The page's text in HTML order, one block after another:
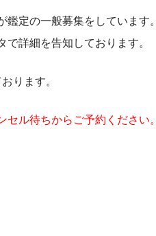
定の一般募集をしています。
詳細を告知しております。
ります。
ル待ちからご予約ください。